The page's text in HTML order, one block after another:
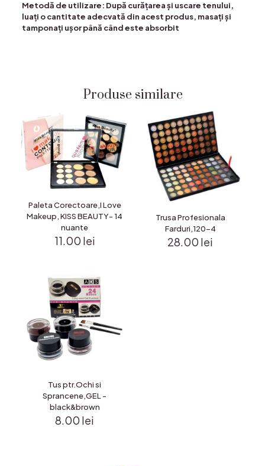
Metodă de utilizare: După curățarea și uscare tenului,
luați o cantitate adecvată din acest produs, masați și
tamponați ușor până când este absorbit
Produse similare
Paleta Corectoare,I Love
Makeup, KISS BEAUTY- 14
nuante
11.00 lei
Trusa Profesionala
Farduri,120-4
28.00 lei
Tus ptr.Ochi si
Sprancene,GEL -
black&brown
8.00 lei